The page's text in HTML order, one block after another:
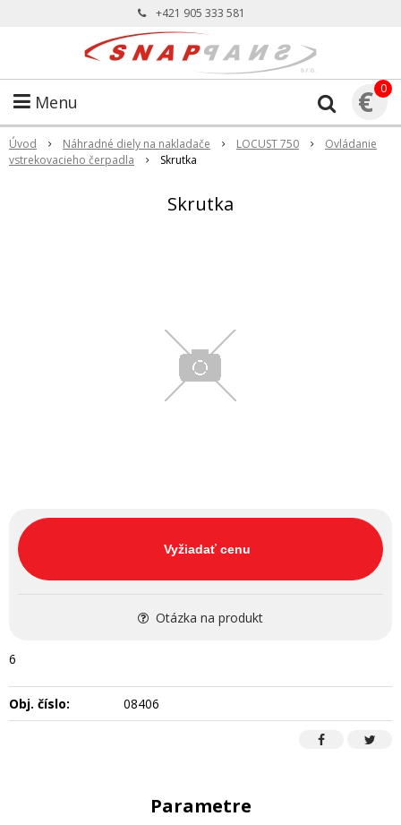
+421 905 333 581
Menu € 0
Úvod Náhradné diely na nakladače LOCUST 750
Ovládanie
vstrekovacieho čerpadla
Skrutka
Skrutka
Vyžiadať cenu
Otázka na produkt
6
Obj. číslo: 08406
Parametre